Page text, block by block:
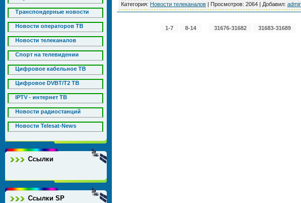
Транспондерные новости
Новости операторов ТВ
Новости телеканалов
Спорт на телевидении
Цифровое кабельное ТВ
Цифровое DVBT/T2 ТВ
IPTV - интернет ТВ
Новости радиостанций
Новости Telesat-News
Ссылки
Ссылки SP
Категория: Новости телеканалов | Просмотров: 2064 | Добавил:
1-7 8-14 31676-31682 31683-31689